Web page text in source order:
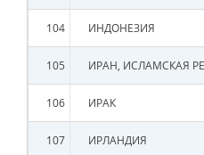
104 ИНДОНЕЗИЯ
105 ИРАН, ИСЛАМСКАЯ
106 ИРАК
107 ИРЛАНДИЯ